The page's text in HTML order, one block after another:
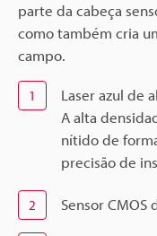
parte da cabeça
como também cria
campo.
1
Laser azul de
A alta
nítido de
precisão de
2 Sensor CMOS